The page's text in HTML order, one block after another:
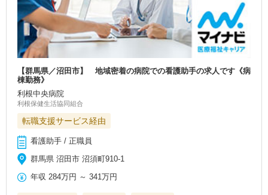
【群馬県／沼田市】 地域密着の病院での看護助手の求人です《病
棟勤務》
利根中央病院
利根保健生活協同組合
転職支援サービス経由
看護助手 / 正職員
群馬県 沼田市 沼須町910-1
年収 284万円 ～341万円